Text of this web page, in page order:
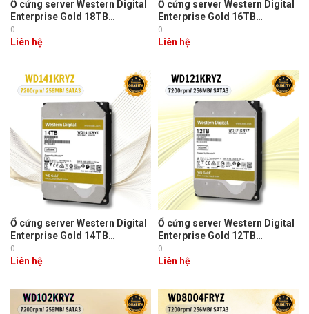
Ổ cứng server Western Digital
Enterprise Gold 18TB
WD181KRYZ
3.5"/Sata3/512MB/7200RPM
0
Liên hệ
Ổ cứng server Western Digital
Enterprise Gold 16TB
WD161KRYZ
3.5"/Sata3/512MB/7200RPM
0
Liên hệ
Ổ cứng server Western Digital
Enterprise Gold 14TB
WD141KRYZ
3.5"/Sata3/256MB/7200RPM
0
Liên hệ
Ổ cứng server Western Digital
Enterprise Gold 12TB
WD121KRYZ
3.5"/Sata3/256MB/7200RPM
0
Liên hệ